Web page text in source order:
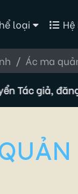
loại
Ác ma
giả, đăng ký